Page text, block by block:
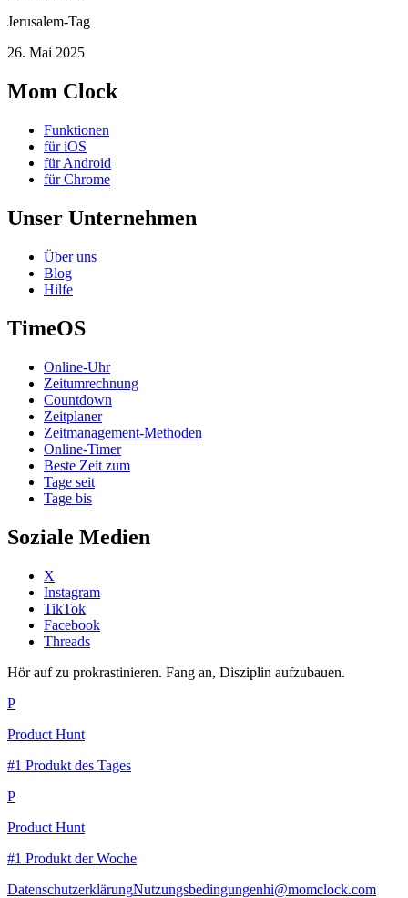
Jerusalem-Tag
26. Mai 2025
Mom Clock
Funktionen
für iOS
für Android
für Chrome
Unser Unternehmen
Über uns
Blog
Hilfe
TimeOS
Online-Uhr
Zeitumrechnung
Countdown
Zeitplaner
Zeitmanagement-Methoden
Online-Timer
Beste Zeit zum
Tage seit
Tage bis
Soziale Medien
X
Instagram
TikTok
Facebook
Threads
Hör auf zu prokrastinieren. Fang an, Disziplin aufzubauen.
P
Product Hunt
#1 Produkt des Tages
P
Product Hunt
#1 Produkt der Woche
DatenschutzerklärungNutzungsbedingungenhi@momclock.com